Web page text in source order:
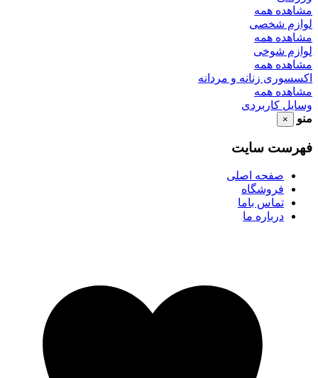
مشاهده همه
لوازم شخصی
مشاهده همه
لوازم شوخی
مشاهده همه
اکسسوری زنانه و مردانه
مشاهده همه
وسایل کاربردی
منو
×
فهرست سایت
صفحه اصلی
فروشگاه
تماس باما
درباره ما